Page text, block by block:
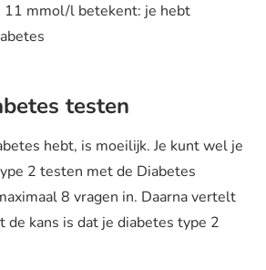
11 mmol/l betekent: je hebt
testen
hebt, is moeilijk. Je kunt wel je
2 testen met de Diabetes
8 vragen in. Daarna vertelt
de kans is dat je diabetes type 2